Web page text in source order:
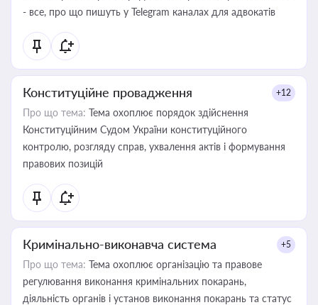
- все, про що пишуть у Telegram каналах для адвокатів
Конституційне провадження +12
Про що тема: Тема охоплює порядок здійснення
Конституційним Судом України конституційного
контролю, розгляду справ, ухвалення актів і формування
правових позицій
Кримінально-виконавча система +5
Про що тема: Тема охоплює організацію та правове
регулювання виконання кримінальних покарань,
діяльність органів і установ виконання покарань та статус